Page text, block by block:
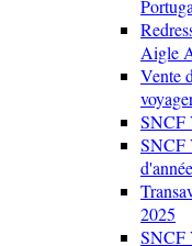
Aigle
Vente
SNCF
SNCF
2025
SNCF